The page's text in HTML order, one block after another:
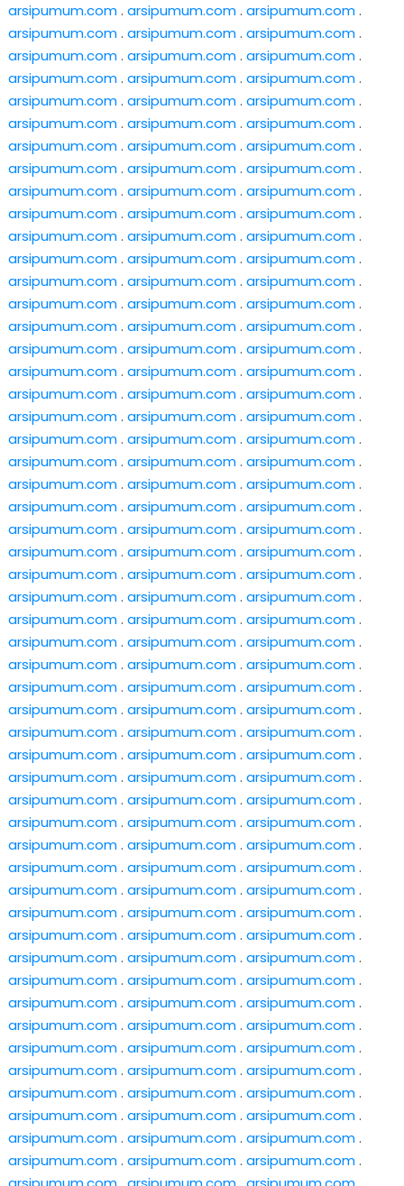
arsipumum.com. arsipumum.com. arsipumum.com.
arsipumum.com. arsipumum.com. arsipumum.com.
arsipumum.com. arsipumum.com. arsipumum.com.
arsipumum.com. arsipumum.com. arsipumum.com.
arsipumum.com. arsipumum.com. arsipumum.com.
arsipumum.com. arsipumum.com. arsipumum.com.
arsipumum.com. arsipumum.com. arsipumum.com.
arsipumum.com. arsipumum.com. arsipumum.com.
arsipumum.com. arsipumum.com. arsipumum.com.
arsipumum.com. arsipumum.com. arsipumum.com.
arsipumum.com. arsipumum.com. arsipumum.com.
arsipumum.com. arsipumum.com. arsipumum.com.
arsipumum.com. arsipumum.com. arsipumum.com.
arsipumum.com. arsipumum.com. arsipumum.com.
arsipumum.com. arsipumum.com. arsipumum.com.
arsipumum.com. arsipumum.com. arsipumum.com.
arsipumum.com. arsipumum.com. arsipumum.com.
arsipumum.com. arsipumum.com. arsipumum.com.
arsipumum.com. arsipumum.com. arsipumum.com.
arsipumum.com. arsipumum.com. arsipumum.com.
arsipumum.com. arsipumum.com. arsipumum.com.
arsipumum.com. arsipumum.com. arsipumum.com.
arsipumum.com. arsipumum.com. arsipumum.com.
arsipumum.com. arsipumum.com. arsipumum.com.
arsipumum.com. arsipumum.com. arsipumum.com.
arsipumum.com. arsipumum.com. arsipumum.com.
arsipumum.com. arsipumum.com. arsipumum.com.
arsipumum.com. arsipumum.com. arsipumum.com.
arsipumum.com. arsipumum.com. arsipumum.com.
arsipumum.com. arsipumum.com. arsipumum.com.
arsipumum.com. arsipumum.com. arsipumum.com.
arsipumum.com. arsipumum.com. arsipumum.com.
arsipumum.com. arsipumum.com. arsipumum.com.
arsipumum.com. arsipumum.com. arsipumum.com.
arsipumum.com. arsipumum.com. arsipumum.com.
arsipumum.com. arsipumum.com. arsipumum.com.
arsipumum.com. arsipumum.com. arsipumum.com.
arsipumum.com. arsipumum.com. arsipumum.com.
arsipumum.com. arsipumum.com. arsipumum.com.
arsipumum.com. arsipumum.com. arsipumum.com.
arsipumum.com. arsipumum.com. arsipumum.com.
arsipumum.com. arsipumum.com. arsipumum.com.
arsipumum.com. arsipumum.com. arsipumum.com.
arsipumum.com. arsipumum.com. arsipumum.com.
arsipumum.com. arsipumum.com. arsipumum.com.
arsipumum.com. arsipumum.com. arsipumum.com.
arsipumum.com. arsipumum.com. arsipumum.com.
arsipumum.com. arsipumum.com. arsipumum.com.
arsipumum.com. arsipumum.com. arsipumum.com.
arsipumum.com. arsipumum.com. arsipumum.com.
arsipumum.com. arsipumum.com. arsipumum.com.
arsipumum.com. arsipumum.com. arsipumum.com.